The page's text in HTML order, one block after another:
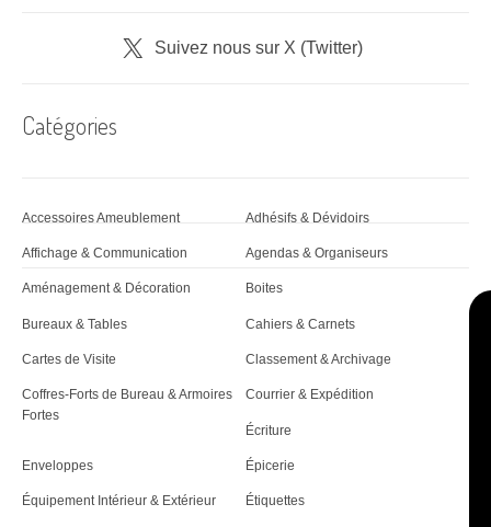
'
r
t
i
c
l
e
Suivez nous sur X (Twitter)
Catégories
Accessoires Ameublement Adhésifs & Dévidoirs
Affichage & Communication Agendas & Organiseurs
Aménagement & Décoration Boites
Bureaux & Tables Cahiers & Carnets
Cartes de Visite Classement & Archivage
Coffres-Forts de Bureau & Armoires
Fortes
Courrier & Expédition
Écriture
Enveloppes Épicerie
Équipement Intérieur & Extérieur Étiquettes